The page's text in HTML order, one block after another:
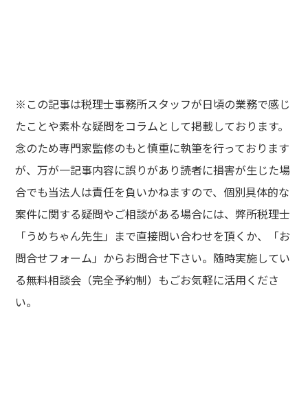
※この記事は税理士事務所スタッフが日頃の業務で感じ
たことや素朴な疑問をコラムとして掲載しております。
念のため専門家監修のもと慎重に執筆を行っております
が、万が一記事内容に誤りがあり読者に損害が生じた場
合でも当法人は責任を負いかねますので、個別具体的な
案件に関する疑問やご相談がある場合には、弊所税理士
「うめちゃん先生」まで直接問い合わせを頂くか、「お
問合せフォーム 」からお問合せ下さい。随時実施してい
る無料相談会（完全予約制）もごお気軽に活用くださ
い。